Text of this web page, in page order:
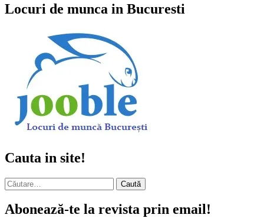
Locuri de munca in Bucuresti
Cauta in site!
Caută
după:
Abonează-te la revista prin email!